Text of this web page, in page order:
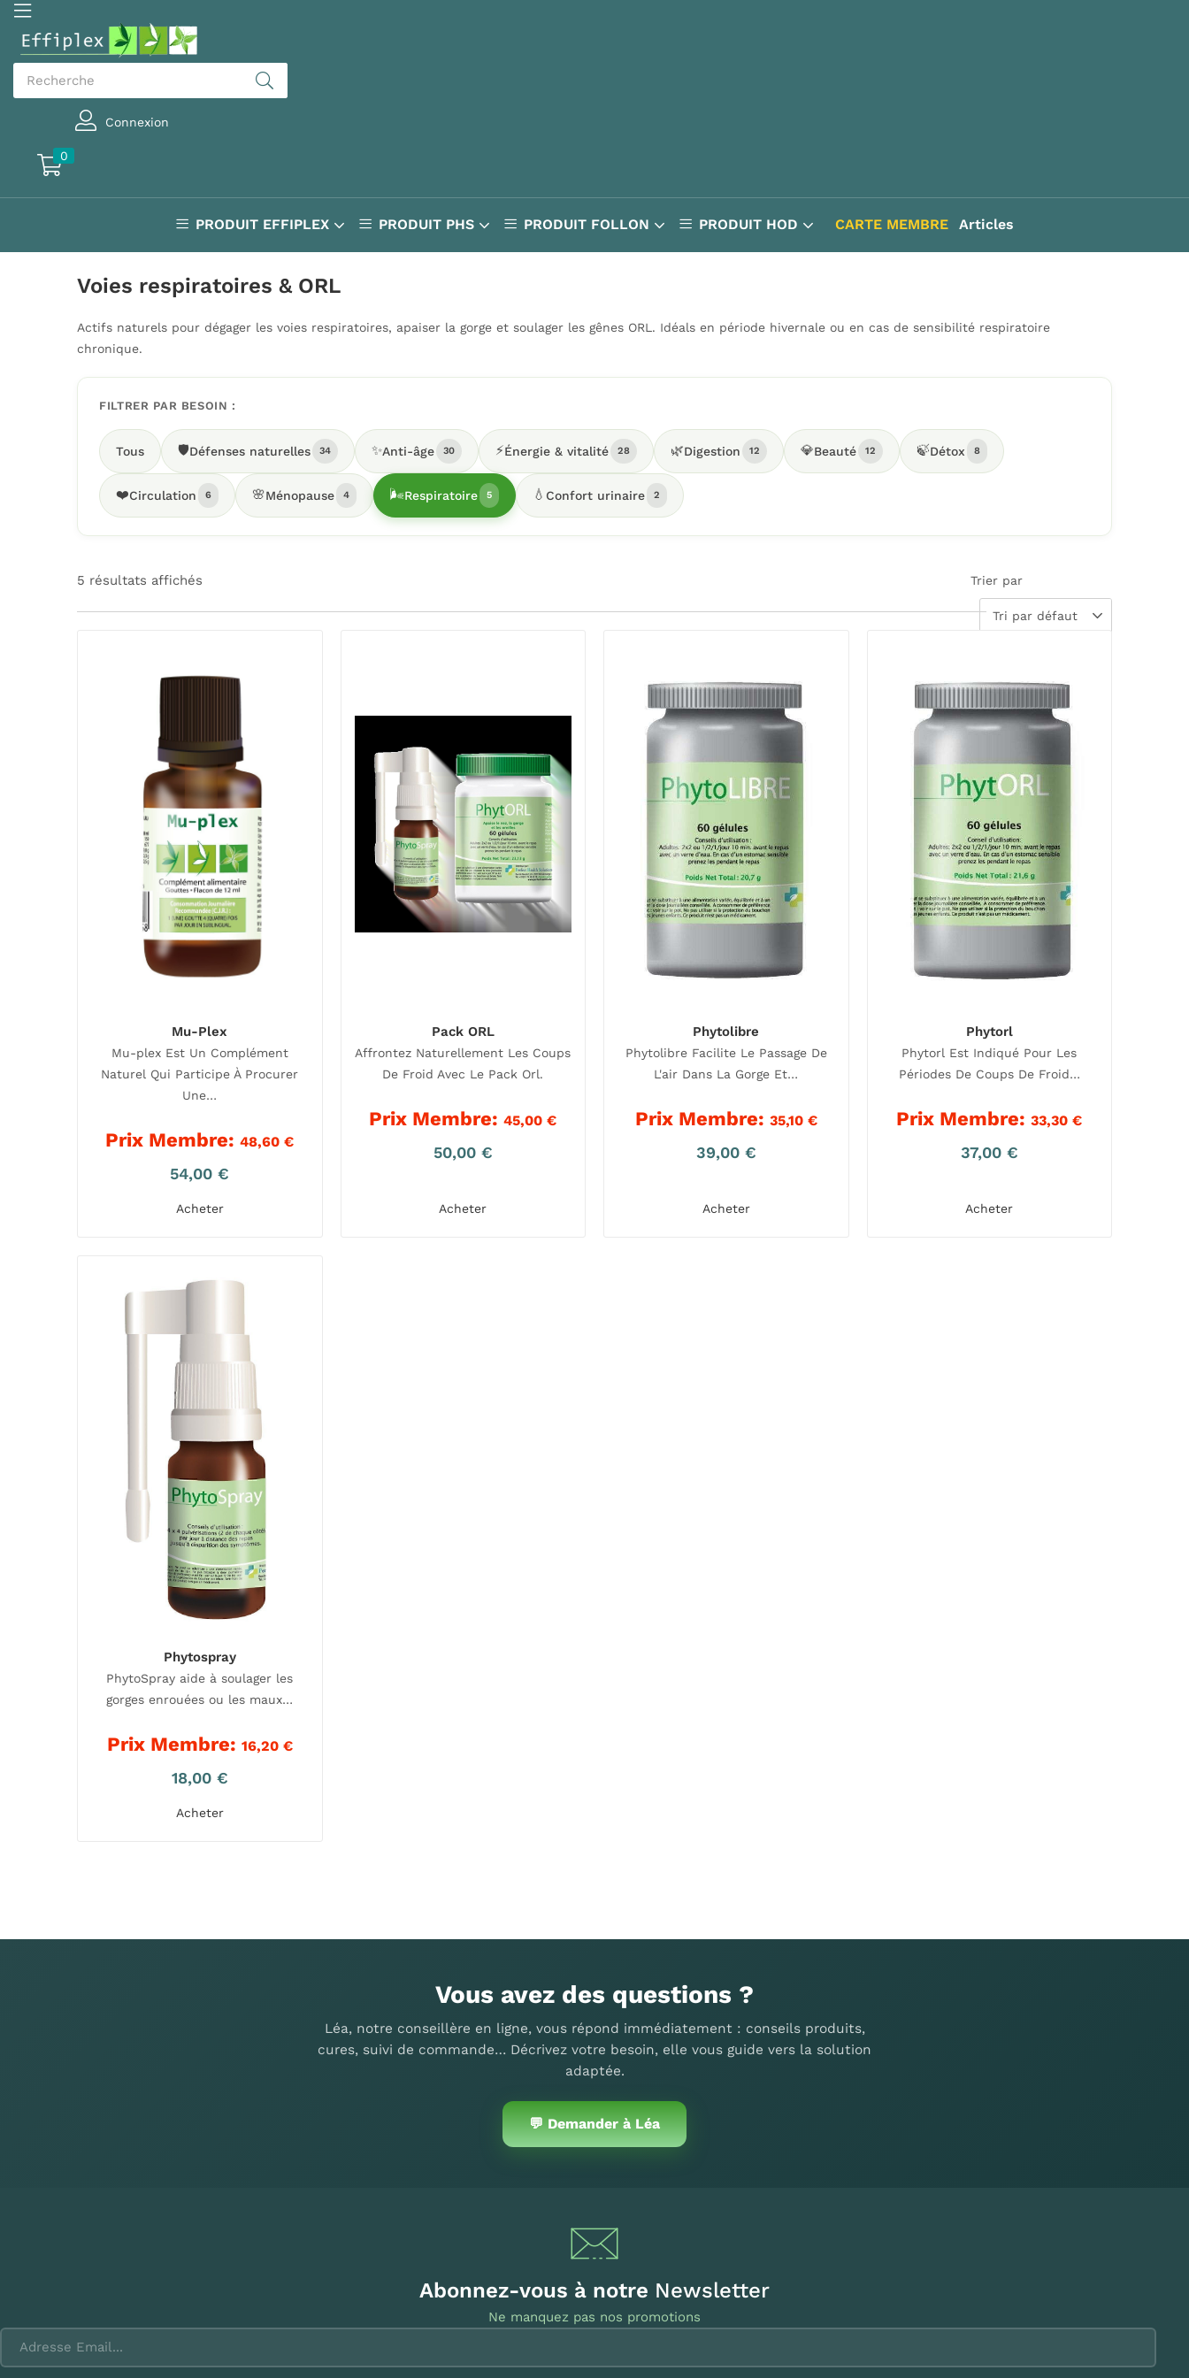
Connexion
0
PRODUIT EFFIPLEX PRODUIT PHS PRODUIT FOLLON PRODUIT HOD CARTE MEMBRE Articles
Voies respiratoires & ORL
Actifs naturels pour dégager les voies respiratoires, apaiser la gorge et soulager les gênes ORL. Idéals en période hivernale ou en cas de sensibilité respiratoire
chronique.
FILTRER PAR BESOIN :
Tous 🛡️Défenses naturelles 34 ✨Anti-âge 30 ⚡Énergie & vitalité 28 🌿Digestion 12 💎Beauté 12 🍃Détox 8
❤️Circulation 6 🌸Ménopause 4 🌬️Respiratoire 5 💧 Confort urinaire 2
5 résultats affichés Trier par
Tri par défaut
Mu-Plex
Mu-plex Est Un Complément
Naturel Qui Participe À Procurer
Une…
Prix Membre:48,60€
54,00€
Acheter
Pack ORL
Affrontez Naturellement Les Coups
De Froid Avec Le Pack Orl.
Prix Membre:45,00€
50,00 €
Acheter
Phytolibre
Phytolibre Facilite Le Passage De
L'air Dans La Gorge Et…
Prix Membre: 35,10 €
39,00 €
Acheter
Phytorl
Phytorl Est Indiqué Pour Les
Périodes De Coups De Froid…
Prix Membre:33,30€
37,00 €
Acheter
Phytospray
PhytoSpray aide à soulager les
gorges enrouées ou les maux…
Prix Membre: 16,20 €
18,00 €
Acheter
Vous avez des questions ?
Léa, notre conseillère en ligne, vous répond immédiatement : conseils produits,
cures, suivi de commande… Décrivez votre besoin, elle vous guide vers la solution
adaptée.
💬 Demander à Léa
Abonnez-vous à notre Newsletter
Ne manquez pas nos promotions